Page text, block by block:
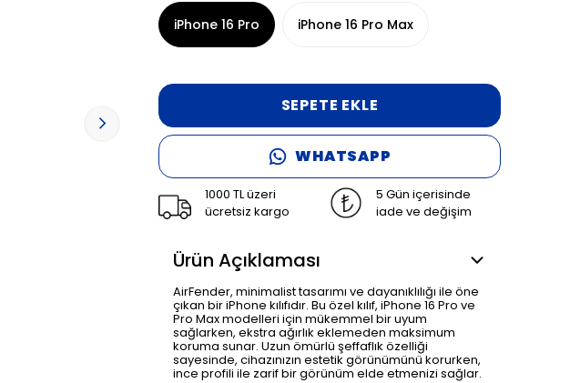
iPhone 16 Pro iPhone 16 Pro Max
SEPETE EKLE
WHATSAPP
1000 TL üzeri
ücretsiz kargo
5 Gün içerisinde
iade ve değişim
Ürün Açıklaması
AirFender, minimalist tasarımı ve dayanıklılığı ile öne
çıkan bir iPhone kılıfıdır. Bu özel kılıf, iPhone 16 Pro ve
Pro Max modelleri için mükemmel bir uyum
sağlarken, ekstra ağırlık eklemeden maksimum
koruma sunar. Uzun ömürlü şeffaflık özelliği
sayesinde, cihazınızın estetik görünümünü korurken,
ince profili ile zarif bir görünüm elde etmenizi sağlar.